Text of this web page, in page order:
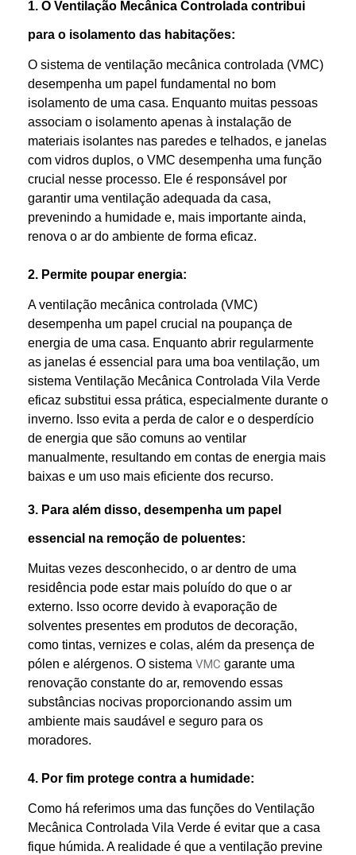
1. O Ventilação Mecânica Controlada contribui
para o isolamento das habitações:
O sistema de ventilação mecânica controlada (VMC)
desempenha um papel fundamental no bom
isolamento de uma casa. Enquanto muitas pessoas
associam o isolamento apenas à instalação de
materiais isolantes nas paredes e telhados, e janelas
com vidros duplos, o VMC desempenha uma função
crucial nesse processo. Ele é responsável por
garantir uma ventilação adequada da casa,
prevenindo a humidade e, mais importante ainda,
renova o ar do ambiente de forma eficaz.
2. Permite poupar energia:
A ventilação mecânica controlada (VMC)
desempenha um papel crucial na poupança de
energia de uma casa. Enquanto abrir regularmente
as janelas é essencial para uma boa ventilação, um
sistema Ventilação Mecânica Controlada Vila Verde
eficaz substitui essa prática, especialmente durante o
inverno. Isso evita a perda de calor e o desperdício
de energia que são comuns ao ventilar
manualmente, resultando em contas de energia mais
baixas e um uso mais eficiente dos recurso.
3. Para além disso, desempenha um papel
essencial na remoção de poluentes:
Muitas vezes desconhecido, o ar dentro de uma
residência pode estar mais poluído do que o ar
externo. Isso ocorre devido à evaporação de
solventes presentes em produtos de decoração,
como tintas, vernizes e colas, além da presença de
pólen e alérgenos. O sistema VMC garante uma
renovação constante do ar, removendo essas
substâncias nocivas proporcionando assim um
ambiente mais saudável e seguro para os
moradores.
4. Por fim protege contra a humidade:
Como há referimos uma das funções do Ventilação
Mecânica Controlada Vila Verde é evitar que a casa
fique húmida. A realidade é que a ventilação previne